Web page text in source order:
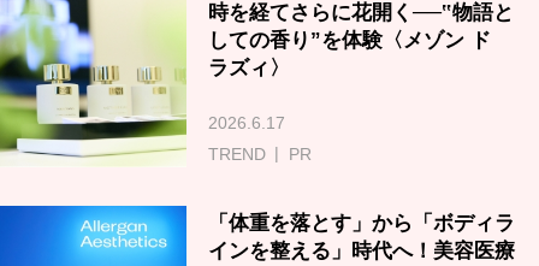
時を経てさらに花開く──‟物語と
しての香り”を体験〈メゾン ド
ラズィ〉
2026.6.17
TREND
PR
「体重を落とす」から「ボディラ
インを整える」時代へ！美容医療